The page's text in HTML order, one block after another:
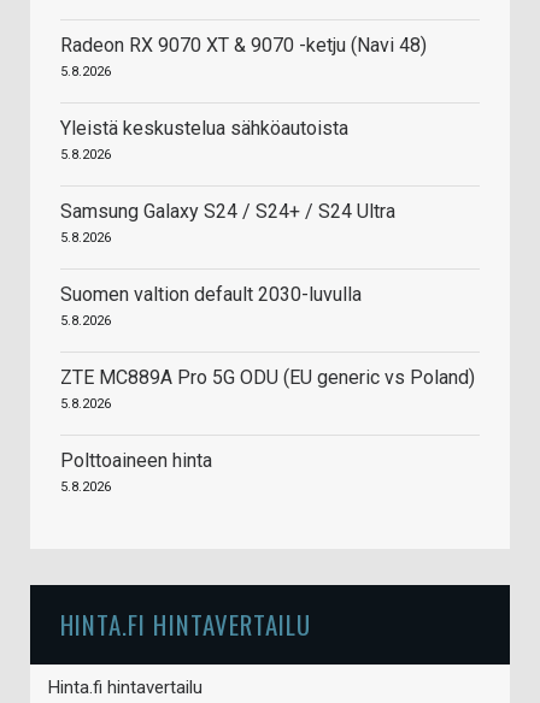
Radeon RX 9070 XT & 9070 -ketju (Navi 48)
5.8.2026
Yleistä keskustelua sähköautoista
5.8.2026
Samsung Galaxy S24 / S24+ / S24 Ultra
5.8.2026
Suomen valtion default 2030-luvulla
5.8.2026
ZTE MC889A Pro 5G ODU (EU generic vs Poland)
5.8.2026
Polttoaineen hinta
5.8.2026
HINTA.FI HINTAVERTAILU
Hinta.fi hintavertailu